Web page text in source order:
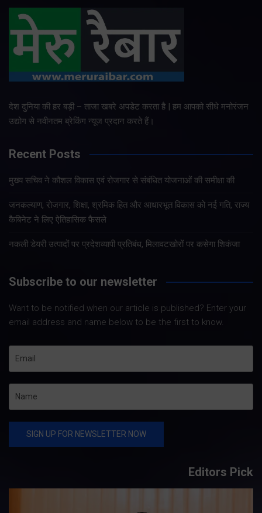
देश दुनिया की हर बड़ी – ताजा खबरे अपडेट करता है | हम आपको सीधे मनोरंजन
उद्योग से नवीनतम ब्रेकिंग न्यूज प्रदान करते हैं।
Recent Posts
मुख्य सचिव ने कौशल विकास एवं रोजगार से संबंधित योजनाओं की समीक्षा की
जनकल्याण, रोजगार, शिक्षा, श्रमिक हित और आधारभूत विकास को नई गति, राज्य
कैबिनेट ने लिए ऐतिहासिक फैसले
नकली डेयरी उत्पादों पर प्रदेशव्यापी प्रतिबंध, मिलावटखोरों पर कसेगा शिकंजा
Subscribe to our newsletter
Want to be notified when our article is published? Enter your
email address and name below to be the first to know.
Editors Pick